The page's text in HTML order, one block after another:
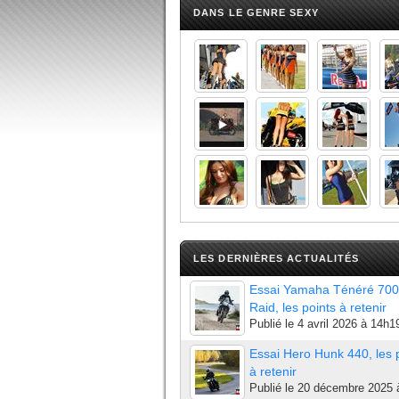
DANS LE GENRE SEXY
LES DERNIÈRES ACTUALITÉS
Essai Yamaha Ténéré
Raid, les points à retenir
Publié le 4 avril 2026 à
Essai Hero Hunk 440, les
à retenir
Publié le 20 décembre 2025